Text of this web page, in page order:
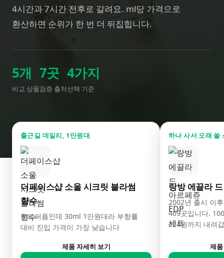
4시간과 7시간 전후로 갈려요. ml당 가격으로
환산하면 순위가 한 번 더 뒤집힙니다.
5개
비교 상품
7곳
검증 출처
4가지
선택 기준
출근길 데일리, 1만원대
더페이스샵 소울 시크릿 블라썸
향수
오드퍼퓸인데 30ml 1만원대라 부향률
대비 진입 가격이 가장 낮습니다
제품 자세히 보기
하나 사서 오래 쓸
랑방 에끌라
2002년 출시 이
469곳입니다.
224원까지 내려
제